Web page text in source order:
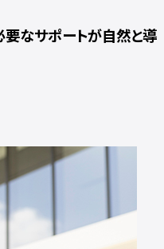
要なサポートが自然と導